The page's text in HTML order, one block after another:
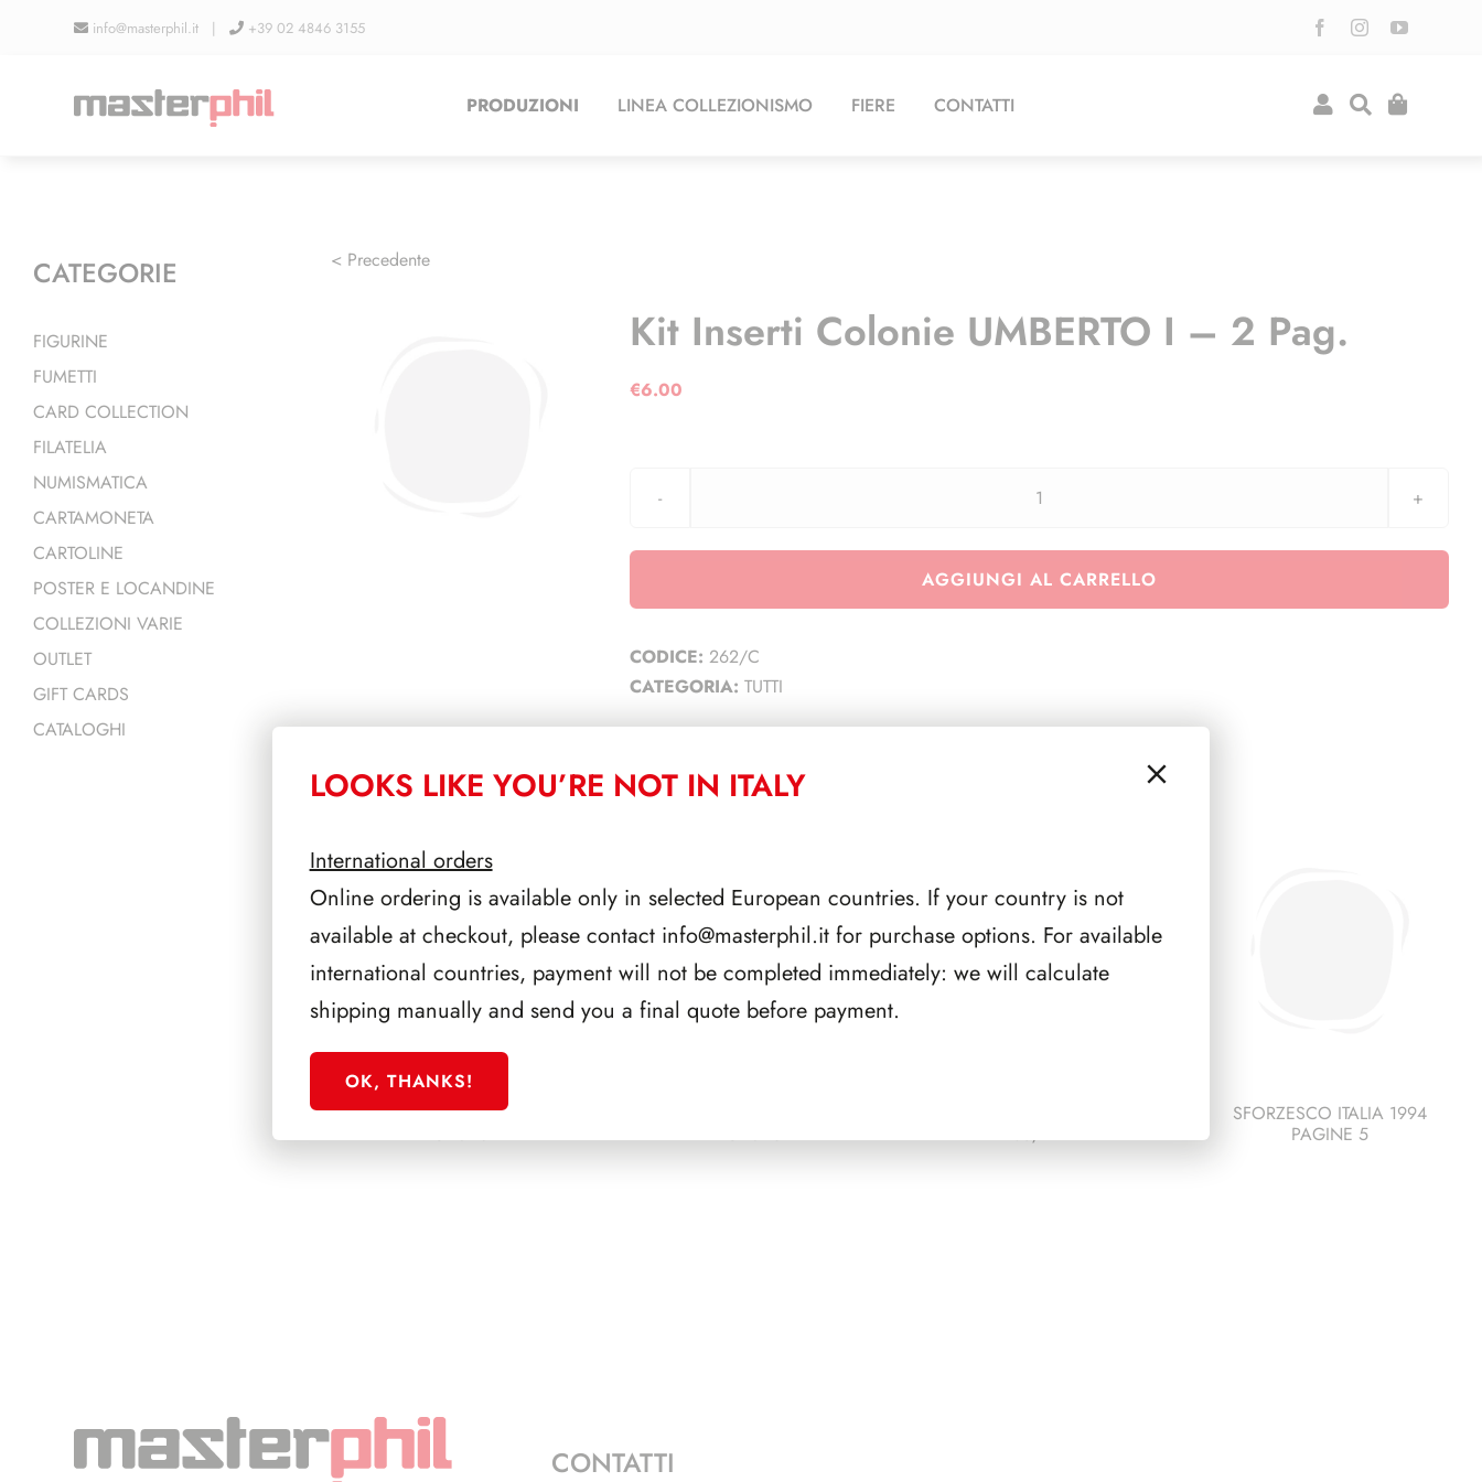
info@masterphil.it | +39 02 4846 3155
PRODUZIONI LINEA COLLEZIONISMO FIERE CONTATTI
< Precedente
Kit Inserti Colonie UMBERTO I – 2 Pag.
€6.00
Kit
colonie
AGGIUNGI AL CARRELLO
CODICE: 262/C
CATEGORIA: TUTTI
PRODOTTI CORRELATI
SFORZESCO ITALIA 1989
PAGINE 3
PAGINE 6
1985/1992
SFORZESCO ITALIA 1994
PAGINE 5
CATEGORIE
FIGURINE
FUMETTI
CARD COLLECTION
FILATELIA
NUMISMATICA
CARTAMONETA
CARTOLINE
POSTER E LOCANDINE
COLLEZIONI VARIE
OUTLET
GIFT CARDS
CATALOGHI
CONTATTI
LOOKS LIKE YOU’RE NOT IN ITALY
International orders
Online ordering is available only in selected European countries. If your country is not
available at checkout, please contact info@masterphil.itfor purchase options. For available
international countries, payment will not be completed immediately: we will calculate
shipping manually and send you a final quote before payment.
OK, THANKS!